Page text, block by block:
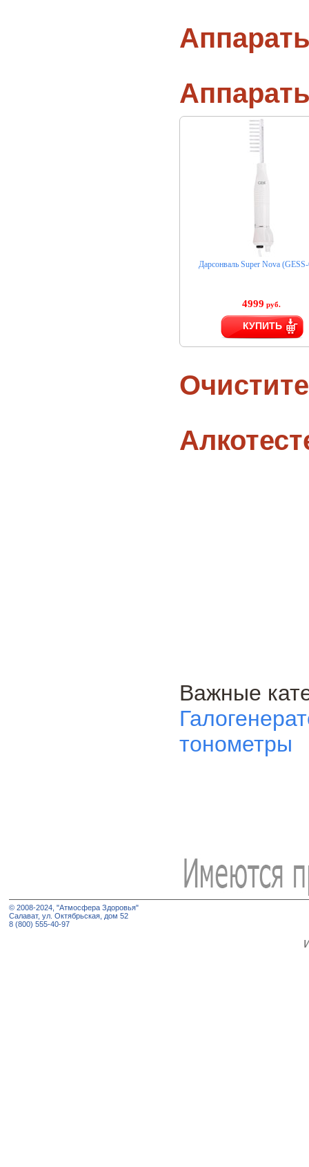
Дарсонваль Super Nova
4999 руб.
КУПИТЬ
Важные
тонометры
© 2008-2024, "Атмосфера Здоровья"
Салават, ул. Октябрьская, дом 52
8 (800) 555-40-97